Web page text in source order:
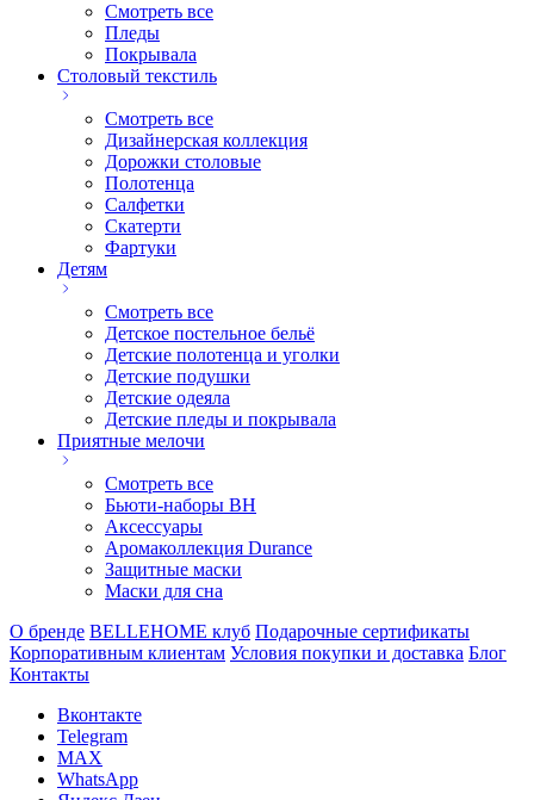
Смотреть все
Пледы
Покрывала
Столовый текстиль
Смотреть все
Дизайнерская коллекция
Дорожки столовые
Полотенца
Салфетки
Скатерти
Фартуки
Детям
Смотреть все
Детское постельное бельё
Детские полотенца и уголки
Детские подушки
Детские одеяла
Детские пледы и покрывала
Приятные мелочи
Смотреть все
Бьюти-наборы ВН
Аксессуары
Аромаколлекция Durance
Защитные маски
Маски для сна
О бренде BELLEHOME клуб Подарочные сертификаты
Корпоративным клиентам Условия покупки и доставка Блог
Контакты
Вконтакте
Telegram
MAX
WhatsApp